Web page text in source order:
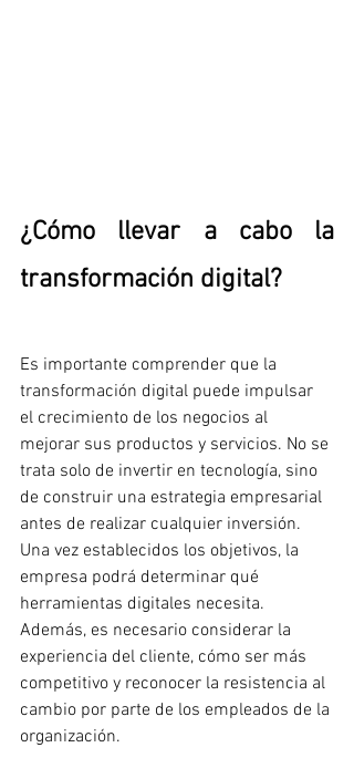
¿Cómo llevar a cabo la
transformación digital?
Es importante comprender que la
transformación digital puede impulsar
el crecimiento de los negocios al
mejorar sus productos y servicios. No se
trata solo de invertir en tecnología, sino
de construir una estrategia empresarial
antes de realizar cualquier inversión.
Una vez establecidos los objetivos, la
empresa podrá determinar qué
herramientas digitales necesita.
Además, es necesario considerar la
experiencia del cliente, cómo ser más
competitivo y reconocer la resistencia al
cambio por parte de los empleados de la
organización.